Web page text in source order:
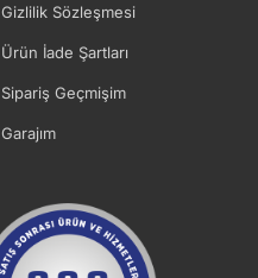
Gizlilik Sözleşmesi
Ürün İade Şartları
Sipariş Geçmişim
Garajım